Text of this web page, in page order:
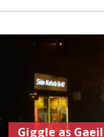
Giggle as